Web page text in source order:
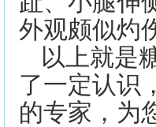
外观颇似灼
以上就是
了一定认识
的专家，为